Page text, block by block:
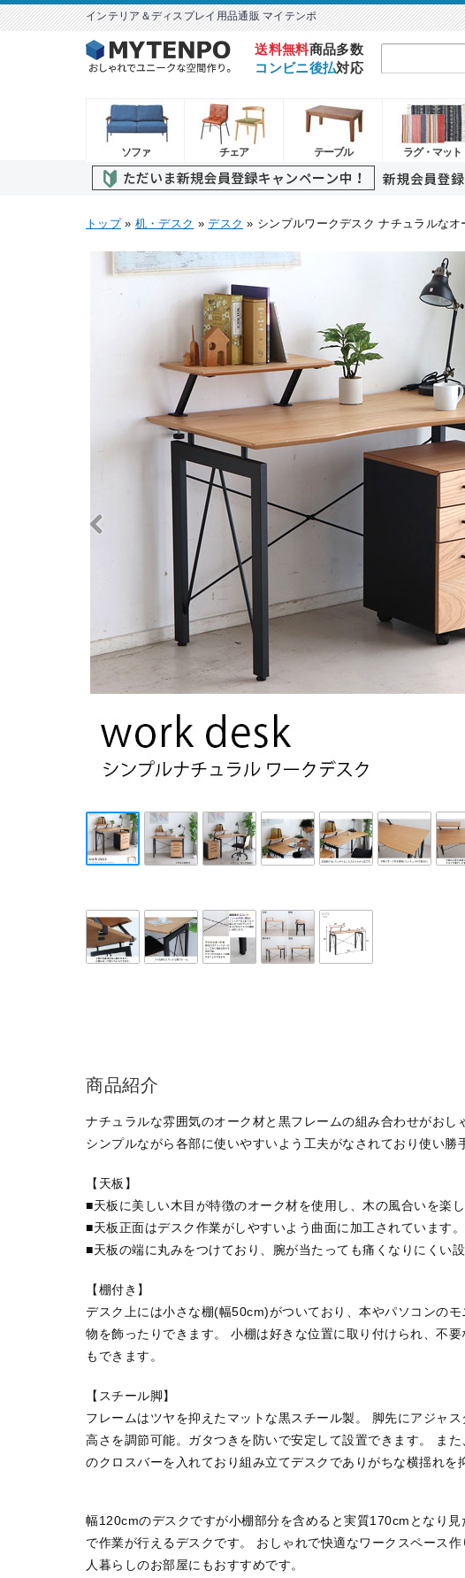
インテリア＆ディスプレイ用品通販 マイテンポ
送料無料商品多数
コンビニ後払対応
ソファ チェア テーブル ラグ・マット
トップ» 机・デスク »デスク » シンプルワークデスク ナチュラルな
商品紹介
ナチュラルな雰囲気のオーク材と黒フレームの組み合わせがおし
シンプルながら各部に使いやすいよう工夫がなされており使い勝
【天板】
■天板に美しい木目が特徴のオーク材を使用し、木の風合いを楽し
■天板正面はデスク作業がしやすいよう曲面に加工されています。
■天板の端に丸みをつけており、腕が当たっても痛くなりにくい設
【棚付き】
デスク上には小さな棚(幅50cm)がついており、本やパソコンの
物を飾ったりできます。 小棚は好きな位置に取り付けられ、不要
もできます。
【スチール脚】
フレームはツヤを抑えたマットな黒スチール製。 脚先にアジャ
高さを調節可能。ガタつきを防いで安定して設置できます。 ま
のクロスバーを入れており組み立てデスクでありがちな横揺れを
幅120cmのデスクですが小棚部分を含めると実質170cmとなり見
で作業が行えるデスクです。 おしゃれで快適なワークスペース
人暮らしのお部屋にもおすすめです。